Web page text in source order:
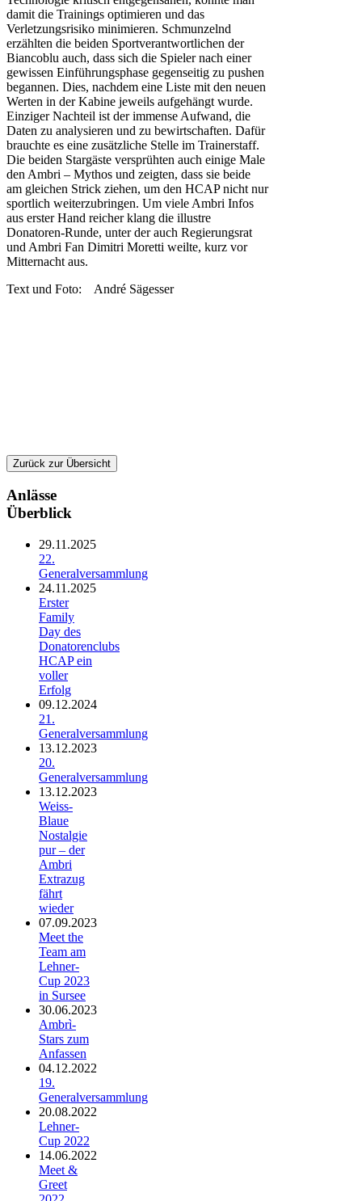
damit die Trainings optimieren und das
Verletzungsrisiko minimieren. Schmunzelnd
erzählten die beiden Sportverantwortlichen der
Biancoblu auch, dass sich die Spieler nach einer
gewissen Einführungsphase gegenseitig zu pushen
begannen. Dies, nachdem eine Liste mit den neuen
Werten in der Kabine jeweils aufgehängt wurde.
Einziger Nachteil ist der immense Aufwand, die
Daten zu analysieren und zu bewirtschaften. Dafür
brauchte es eine zusätzliche Stelle im Trainerstaff.
Die beiden Stargäste versprühten auch einige Male
den Ambri – Mythos und zeigten, dass sie beide
am gleichen Strick ziehen, um den HCAP nicht nur
sportlich weiterzubringen. Um viele Ambri Infos
aus erster Hand reicher klang die illustre
Donatoren-Runde, unter der auch Regierungsrat
und Ambri Fan Dimitri Moretti weilte, kurz vor
Mitternacht aus.
Text und Foto: André Sägesser
Zurück zur Übersicht
Anlässe
Überblick
29.11.2025
22.
Generalversammlung
24.11.2025
Erster
Family
Day des
Donatorenclubs
HCAP ein
voller
Erfolg
09.12.2024
21.
Generalversammlung
13.12.2023
20.
Generalversammlung
13.12.2023
Weiss-
Blaue
Nostalgie
pur – der
Ambri
Extrazug
fährt
wieder
07.09.2023
Meet the
Team am
Lehner-
Cup 2023
in Sursee
30.06.2023
Ambrì-
Stars zum
Anfassen
04.12.2022
19.
Generalversammlung
20.08.2022
Lehner-
Cup 2022
14.06.2022
Meet &
Greet